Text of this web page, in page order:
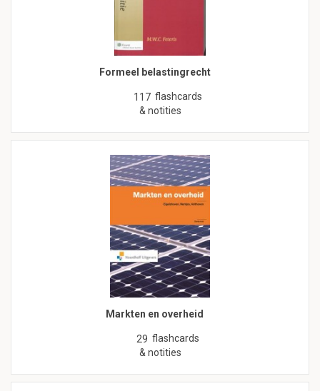
Formeel belastingrecht
117 flashcards
& notities
Markten en overheid
29 flashcards
& notities